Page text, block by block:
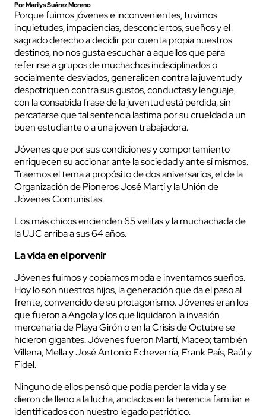
Por Marilys Suárez Moreno
Porque fuimos jóvenes e inconvenientes, tuvimos
inquietudes, impaciencias, desconciertos, sueños y el
sagrado derecho a decidir por cuenta propia nuestros
destinos, no nos gusta escuchar a aquellos que para
referirse a grupos de muchachos indisciplinados o
socialmente desviados, generalicen contra la juventud y
despotriquen contra sus gustos, conductas y lenguaje,
con la consabida frase de la juventud está perdida, sin
percatarse que tal sentencia lastima por su crueldad a un
buen estudiante o a una joven trabajadora.
Jóvenes que por sus condiciones y comportamiento
enriquecen su accionar ante la sociedad y ante sí mismos.
Traemos el tema a propósito de dos aniversarios, el de la
Organización de Pioneros José Martí y la Unión de
Jóvenes Comunistas.
Los más chicos encienden 65 velitas y la muchachada de
la UJC arriba a sus 64 años.
La vida en el porvenir
Jóvenes fuimos y copiamos moda e inventamos sueños.
Hoy lo son nuestros hijos, la generación que da el paso al
frente, convencido de su protagonismo. Jóvenes eran los
que fueron a Angola y los que liquidaron la invasión
mercenaria de Playa Girón o en la Crisis de Octubre se
hicieron gigantes. Jóvenes fueron Martí, Maceo; también
Villena, Mella y José Antonio Echeverría, Frank País, Raúl y
Fidel.
Ninguno de ellos pensó que podía perder la vida y se
dieron de lleno a la lucha, anclados en la herencia familiar e
identificados con nuestro legado patriótico.